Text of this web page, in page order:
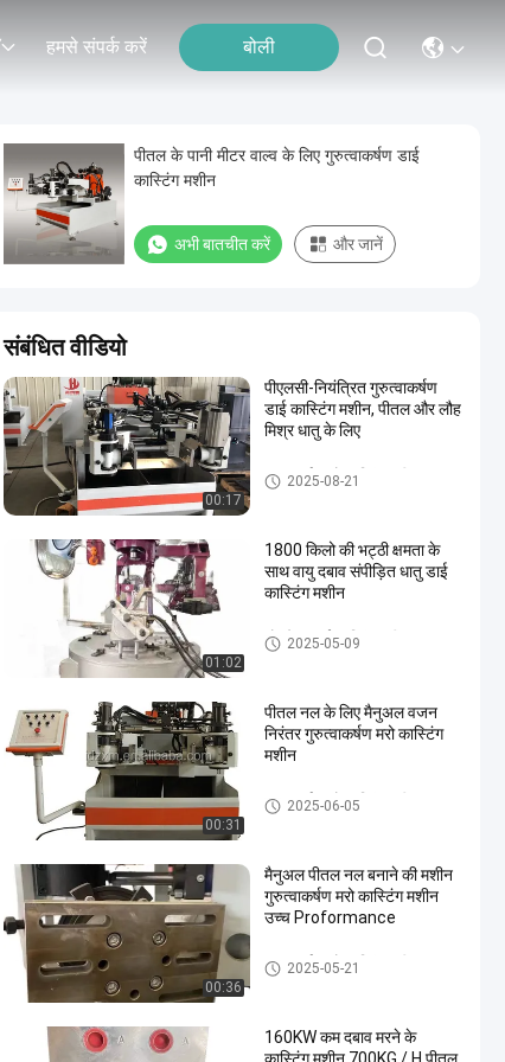
हमसे संपर्क करें बोली
पीतल के पानी मीटर वाल्व के लिए गुरुत्वाकर्षण डाई
कास्टिंग मशीन
अभी बातचीत करें और जानें
संबंधित वीडियो
00:17
पीएलसी-नियंत्रित गुरुत्वाकर्षण
डाई कास्टिंग मशीन, पीतल और लौह
मिश्र धातु के लिए
गुरुत्वाकर्षण मरो कास्टिंग मशीन
2025-08-21
01:02
1800 किलो की भट्ठी क्षमता के
साथ वायु दबाव संपीड़ित धातु डाई
कास्टिंग मशीन
लो प्रेशर डाई कास्टिंग मशीन
2025-05-09
00:31
पीतल नल के लिए मैनुअल वजन
निरंतर गुरुत्वाकर्षण मरो कास्टिंग
मशीन
गुरुत्वाकर्षण मरो कास्टिंग मशीन
2025-06-05
00:36
मैनुअल पीतल नल बनाने की मशीन
गुरुत्वाकर्षण मरो कास्टिंग मशीन
उच्च Proformance
गुरुत्वाकर्षण मरो कास्टिंग मशीन
2025-05-21
160KW कम दबाव मरने के